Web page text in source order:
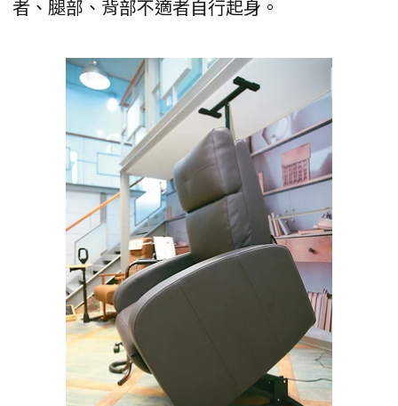
者、腿部、背部不適者自行起身。